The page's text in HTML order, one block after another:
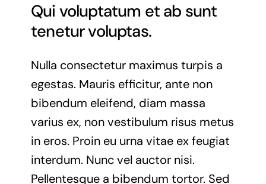
Qui voluptatum et ab sunt
tenetur voluptas.
Nulla consectetur maximus turpis a
egestas. Mauris efficitur, ante non
bibendum eleifend, diam massa
varius ex, non vestibulum risus metus
in eros. Proin eu urna vitae ex feugiat
interdum. Nunc vel auctor nisi.
Pellentesque a bibendum tortor. Sed